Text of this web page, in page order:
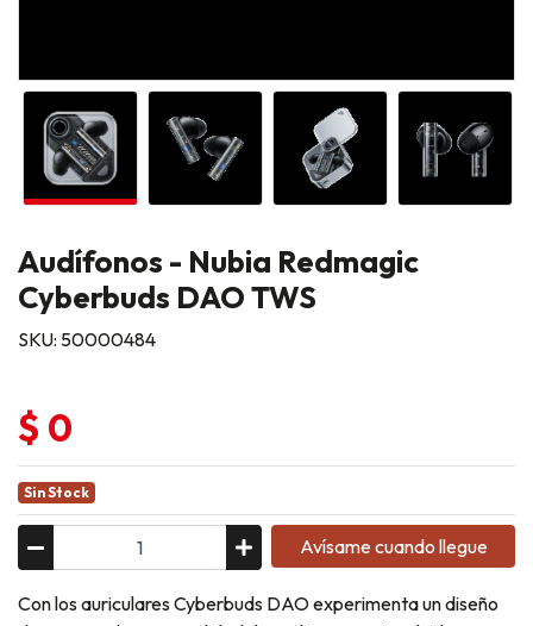
Audífonos - Nubia Redmagic
Cyberbuds DAO TWS
SKU: 50000484
$ 0
Sin Stock
Avísame cuando llegue
Con los auriculares Cyberbuds DAO experimenta un diseño